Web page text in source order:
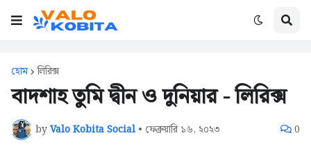
হোম লিরিক্স
বাদশাহ তুমি দ্বীন ও দুনিয়ার - লিরিক্স
byValo Kobita Social • ফেব্রুয়ারি ১৬, ২০২৩ 0